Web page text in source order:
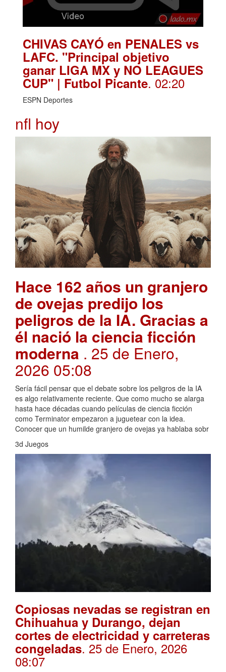
CHIVAS CAYÓ en PENALES vs
LAFC. "Principal objetivo
ganar LIGA MX y NO LEAGUES
CUP" | Futbol Picante. 02:20
ESPN Deportes
nfl hoy
Hace 162 años un granjero
de ovejas predijo los
peligros de la IA. Gracias a
él nació la ciencia ficción
moderna . 25 de Enero,
2026 05:08
Sería fácil pensar que el debate sobre los peligros de la IA
es algo relativamente reciente. Que como mucho se alarga
hasta hace décadas cuando películas de ciencia ficción
como Terminator empezaron a juguetear con la idea.
Conocer que un humilde granjero de ovejas ya hablaba sobr
3d Juegos
Copiosas nevadas se registran en
Chihuahua y Durango, dejan
cortes de electricidad y carreteras
congeladas. 25 de Enero, 2026
08:07